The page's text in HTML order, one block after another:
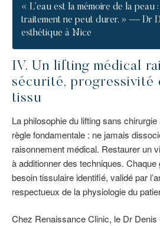
« L’eau est la mémoire de la peau
traitement ne peut durer. » — Dr
esthétique à Nice
IV. Un lifting médical
sécurité, progressivité
tissu
La philosophie du lifting sans
règle fondamentale : ne jamais
raisonnement médical. Restaurer un
à additionner des techniques.
besoin tissulaire identifié, validé par
respectueux de la physiologie du
Chez Renaissance Clinic, le Dr